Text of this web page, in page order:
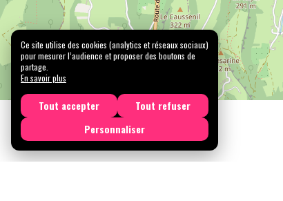
Ce site utilise des cookies (analytics et réseaux sociaux)
pour mesurer l’audience et proposer des boutons de
partage.
En savoir plus
Tout accepter
Tout refuser
Personnaliser